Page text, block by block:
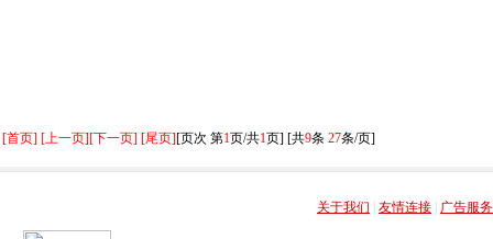
[首页] [上一页][下一页] [尾页][页次 第1页/共1页] [共9条 27条/页]
关于我们 友情连接 广告服务